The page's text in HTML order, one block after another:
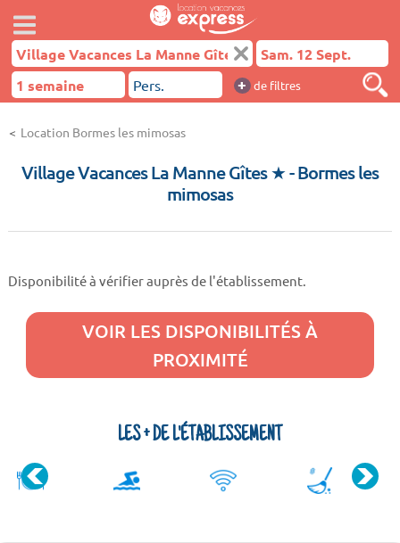
+ de filtres
Location Bormes les mimosas
Village Vacances La Manne Gîtes ★- Bormes les
mimosas
Disponibilité à vérifier auprès de l'établissement.
VOIR LES DISPONIBILITÉS À
PROXIMITÉ
LES + DE L'ÉTABLISSEMENT